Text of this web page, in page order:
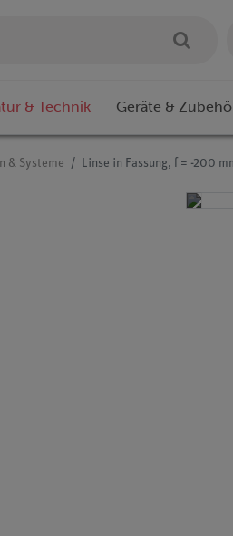
& Technik Geräte &
& Systeme Linse in Fassung, f = -200